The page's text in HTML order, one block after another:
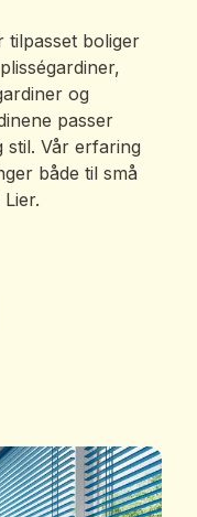
tilpasset boliger
og
passer
Vår erfaring
både til små